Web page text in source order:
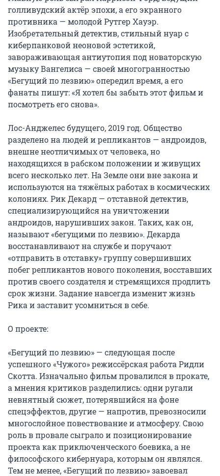
голливудский актёр эпохи, а его экранного
противника — молодой Рутгер Хауэр.
Изобретательный детектив, стильный нуар с
киберпанковой неоновой эстетикой,
завораживающая антиутопия под новаторскую
музыку Вангелиса — своей многогранностью
«Бегущий по лезвию» опередил время, а его
фанаты пишут: «Я хотел бы забыть этот фильм и
посмотреть его снова».
Лос-Анджелес будущего, 2019 год. Общество
разделено на людей и репликантов — андроидов,
внешне неотличимых от человека, но
находящихся в рабском положении и живущих
всего несколько лет. На Земле они вне закона и
используются на тяжёлых работах в космических
колониях. Рик Декард — отставной детектив,
специализирующийся на уничтожении
андроидов, нарушивших закон. Таких, как он,
называют «бегущими по лезвию». Декарда
восстанавливают на службе и поручают
«отправить в отставку» группу совершивших
побег репликантов нового поколения, восставших
против своего создателя и стремящихся продлить
срок жизни. Задание навсегда изменит жизнь
Рика и заставит усомниться в себе.
О проекте:
«Бегущий по лезвию» — следующая после
успешного «Чужого» режиссёрская работа Ридли
Скотта. Изначально фильм провалился в прокате,
а мнения критиков разделились: одни ругали
невнятный сюжет, потерявшийся на фоне
спецэффектов, другие — напротив, превозносили
многослойное повествование и атмосферу. Свою
роль в провале сыграло и позиционирование
проекта как приключенческого боевика, а не
философского кибернуара, которым он являлся.
Тем не менее, «Бегущий по лезвию» завоевал